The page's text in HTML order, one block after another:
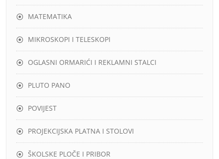
MATEMATIKA
MIKROSKOPI I TELESKOPI
OGLASNI ORMARIĆI I REKLAMNI STALCI
PLUTO PANO
POVIJEST
PROJEKCIJSKA PLATNA I STOLOVI
ŠKOLSKE PLOČE I PRIBOR